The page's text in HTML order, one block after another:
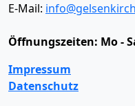
E-Mail:
Öffnungszeiten: Mo -
Impressum
Datenschutz